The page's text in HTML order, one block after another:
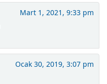
Mart 1, 2021, 9:33 pm
Ocak 30, 2019, 3:07 pm